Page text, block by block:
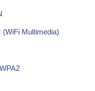
(WiFi Multimedia)